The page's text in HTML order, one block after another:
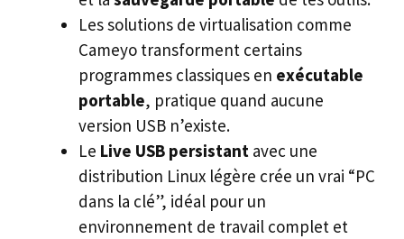
Les solutions de virtualisation comme
Cameyo transforment certains
programmes classiques en exécutable
portable, pratique quand aucune
version USB n’existe.
Le Live USB persistant avec une
distribution Linux légère crée un vrai “PC
dans la clé”, idéal pour un
environnement de travail complet et